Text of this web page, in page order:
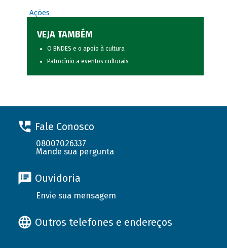
Ações
VEJA TAMBÉM
O BNDES e o apoio à cultura
Patrocínio a eventos culturais
Fale Conosco
08007026337
Mande sua pergunta
Ouvidoria
Envie sua mensagem
Outros telefones e endereços